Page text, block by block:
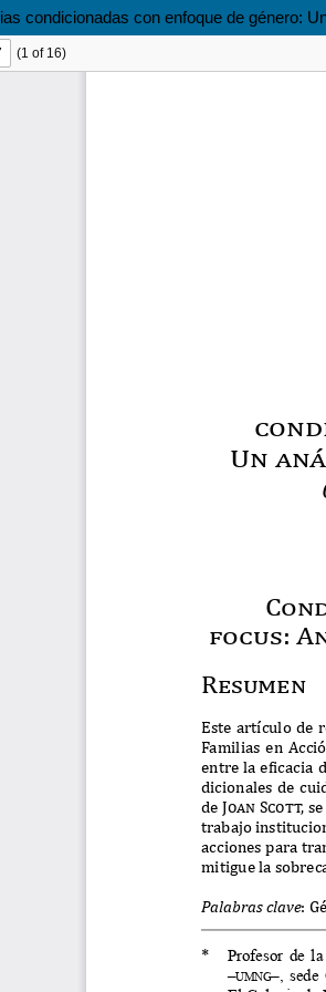
condicionadas con enfoque de género: